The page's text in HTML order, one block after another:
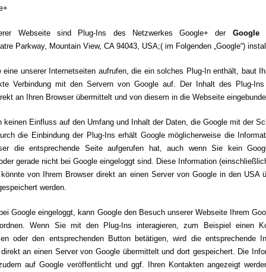
Webseite sind Plug-Ins des Netzwerkes Google+ der Google
Parkway, Mountain View, CA 94043, USA;( im Folgenden „Google“)
eine unserer Internetseiten aufrufen, die ein solches Plug-In enthält, baut
Verbindung mit den Servern von Google auf. Der Inhalt des Plug-
an Ihren Browser übermittelt und von diesem in die Webseite
keinen Einfluss auf den Umfang und Inhalt der Daten, die Google mit der
die Einbindung der Plug-Ins erhält Google möglicherweise die
die entsprechende Seite aufgerufen hat, auch wenn Sie kein
gerade nicht bei Google eingeloggt sind. Diese Information
von Ihrem Browser direkt an einen Server von Google in den USA
werden.
Google eingeloggt, kann Google den Besuch unserer Webseite Ihrem
Wenn Sie mit den Plug-Ins interagieren, zum Beispiel einen
oder den entsprechenden Button betätigen, wird die entsprechende
an einen Server von Google übermittelt und dort gespeichert. Die
auf Google veröffentlicht und ggf. Ihren Kontakten angezeigt